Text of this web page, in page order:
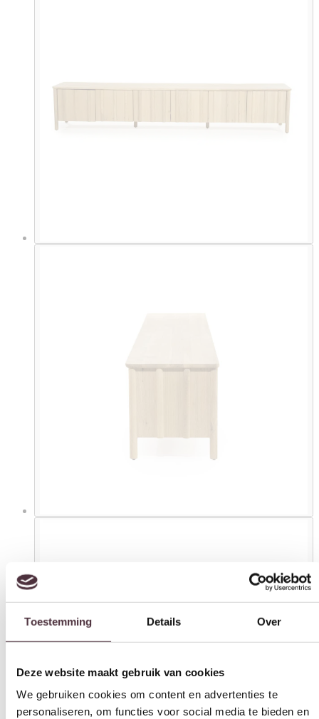
We gebruiken cookies om content en advertenties te
om ons websiteverkeer te analyseren. Ook delen we